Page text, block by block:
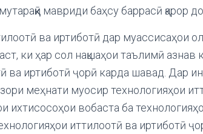
мавриди баҳсу баррасӣ қарор
ва иртиботӣ дар муассисаҳои
ки ҳар сол нақшаҳои таълимӣ азнав
ва иртиботӣ ҷорӣ карда шавад. Дар
меҳнати муосир технологияҳои
ихтисосоҳои вобаста ба
иттилоотӣ ва иртиботӣ